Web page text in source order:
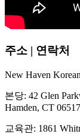
주소 | 연락처
New Haven
본당: 42 Glen
Hamden, CT 06517
교육관: 1861